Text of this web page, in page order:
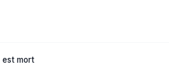
est mort